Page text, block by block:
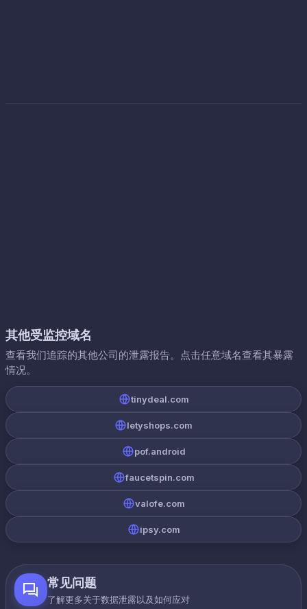
其他受监控域名
查看我们追踪的其他公司的泄露报告。点击任意域名查看其暴露
情况。
tinydeal.com
letyshops.com
pof.android
faucetspin.com
valofe.com
ipsy.com
常见问题
了解更多关于数据泄露以及如何应对